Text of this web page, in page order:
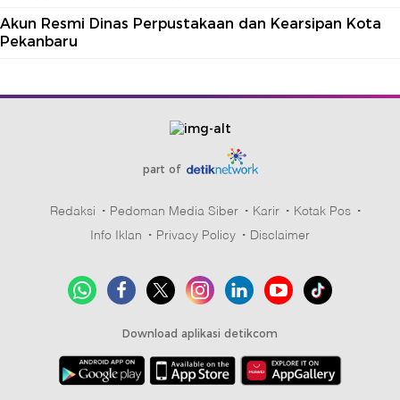
Akun Resmi Dinas Perpustakaan dan Kearsipan Kota
Pekanbaru
part of
Redaksi Pedoman Media Siber Karir
Kotak Pos
Info Iklan
Privacy Policy Disclaimer
Download aplikasi detikcom